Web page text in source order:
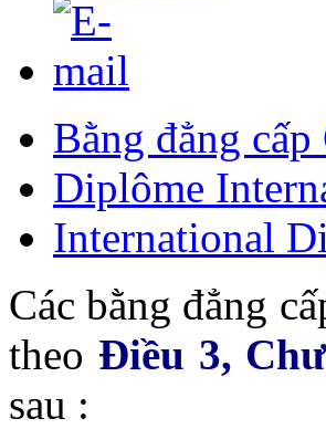
Bằng đẳng cấp
Diplôme
International
Các bằng đẳng
theo Điều 3,
sau :